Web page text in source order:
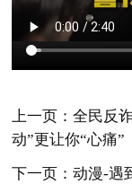
上一页：全民
动”更让你“心痛”
下一页：动漫-遇